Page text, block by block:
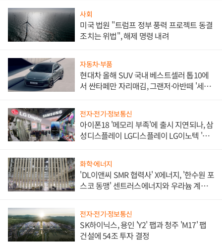
사회
미국 법원 "트럼프 정부 풍력 프로젝트 동결
조치는 위법", 해제 명령 내려
자동차·부품
현대차 올해 SUV 국내 베스트셀러 톱10에
서 싼타페만 자리매김, 그랜저·아반떼 '세단
전자·전기·정보통신
아이폰18 '메모리 부족'에 출시 지연되나, 삼
성디스플레이 LG디스플레이 LG이노텍 '탈
화학·에너지
'DL이앤씨 SMR 협력사' X에너지, '한수원 포
스코 동맹' 센트러스에너지와 우라늄 계약
전자·전기·정보통신
SK하이닉스, 용인 'Y2' 팹과 청주 'M17' 팹
건설에 54조 투자 결정